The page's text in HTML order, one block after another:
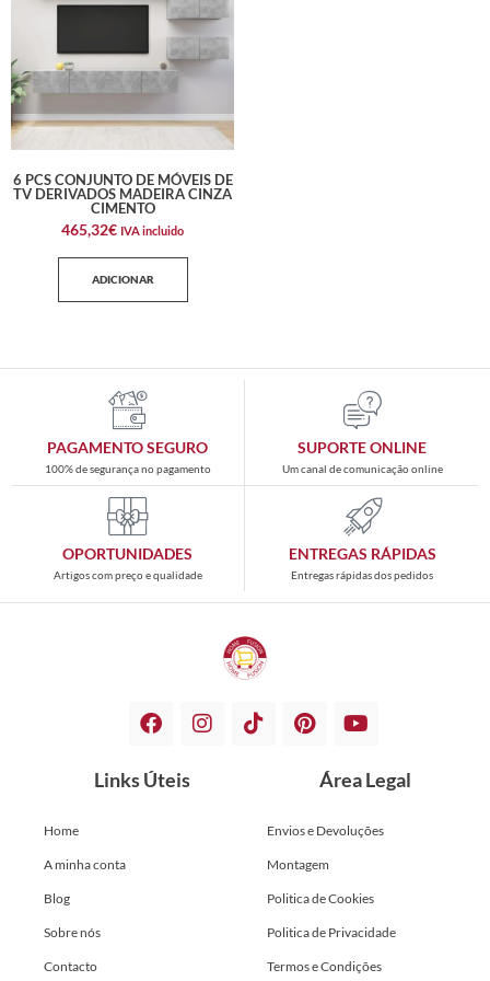
6 PCS CONJUNTO DE MÓVEIS DE
TV DERIVADOS MADEIRA CINZA
CIMENTO
465,32€ IVA incluido
ADICIONAR
PAGAMENTO SEGURO
100% de segurança no pagamento
SUPORTE ONLINE
Um canal de comunicação online
OPORTUNIDADES
Artigos com preço e qualidade
ENTREGAS RÁPIDAS
Entregas rápidas dos pedidos
Links Úteis
Home
A minha conta
Blog
Sobre nós
Contacto
Área Legal
Envios e Devoluções
Montagem
Politica de Cookies
Politica de Privacidade
Termos e Condições